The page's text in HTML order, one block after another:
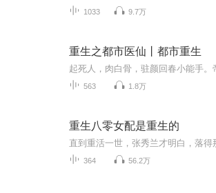
1033 9.7万
重生之都市医仙丨都市重生
563 1.8万
重生八零女配是重生的
364 56.2万